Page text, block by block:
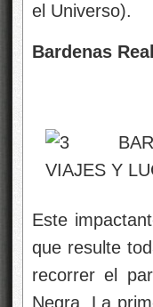
el Universo).
Bardenas
Este
que resulte
recorrer el
Negra. La